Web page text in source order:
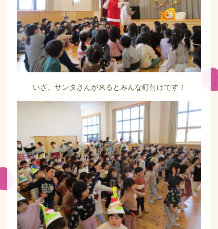
いざ、サンタさんが来るとみんな釘付けです！